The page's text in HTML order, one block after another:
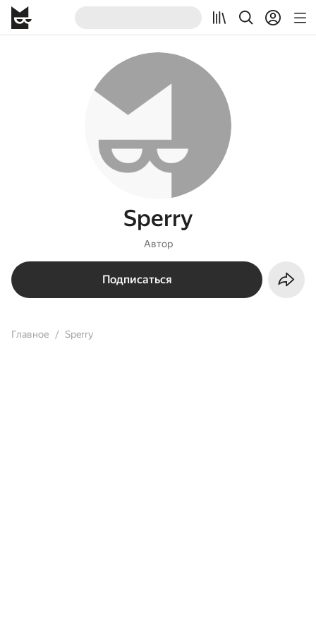
Sperry
Автор
Подписаться
Главное Sperry